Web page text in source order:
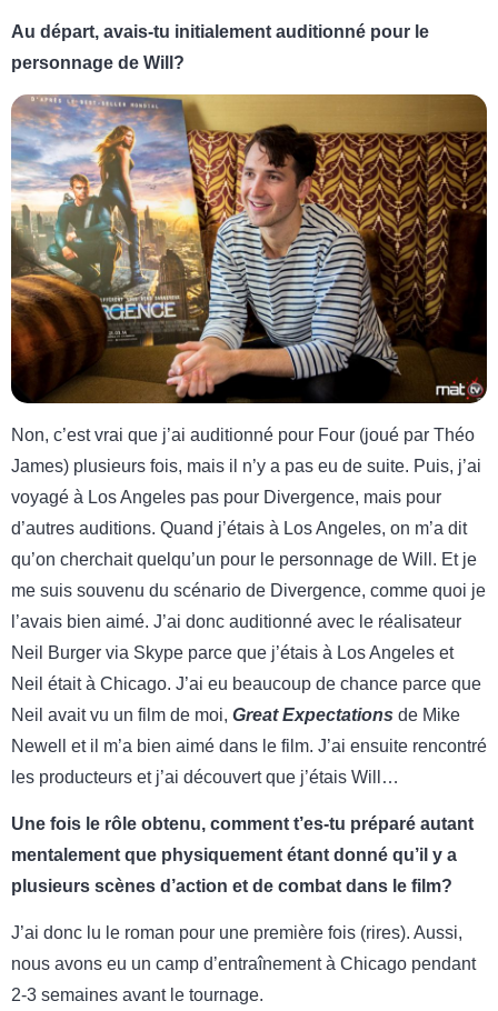
Au départ, avais-tu initialement auditionné pour le
personnage de Will?
Non, c’est vrai que j’ai auditionné pour Four (joué par Théo
James) plusieurs fois, mais il n’y a pas eu de suite. Puis, j’ai
voyagé à Los Angeles pas pour Divergence, mais pour
d’autres auditions. Quand j’étais à Los Angeles, on m’a dit
qu’on cherchait quelqu’un pour le personnage de Will. Et je
me suis souvenu du scénario de Divergence, comme quoi je
l’avais bien aimé. J’ai donc auditionné avec le réalisateur
Neil Burger via Skype parce que j’étais à Los Angeles et
Neil était à Chicago. J’ai eu beaucoup de chance parce que
Neil avait vu un film de moi, Great Expectations de Mike
Newell et il m’a bien aimé dans le film. J’ai ensuite rencontré
les producteurs et j’ai découvert que j’étais Will…
Une fois le rôle obtenu, comment t’es-tu préparé autant
mentalement que physiquement étant donné qu’il y a
plusieurs scènes d’action et de combat dans le film?
J’ai donc lu le roman pour une première fois (rires). Aussi,
nous avons eu un camp d’entraînement à Chicago pendant
2-3 semaines avant le tournage.